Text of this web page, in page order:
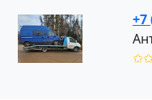
+7